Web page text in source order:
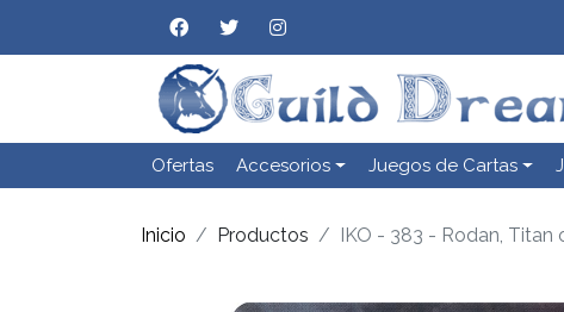
Ofertas Accesorios Juegos de Cartas
Inicio Productos IKO - 383 - Rodan, Titan